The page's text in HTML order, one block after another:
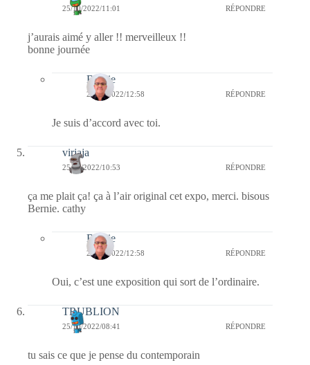
25/10/2022/11:01 RÉPONDRE
j’aurais aimé y aller !! merveilleux !!
bonne journée
Bernie
25/10/2022/12:58 RÉPONDRE
Je suis d’accord avec toi.
virjaja
25/10/2022/10:53 RÉPONDRE
ça me plait ça! ça à l’air original cet expo, merci. bisous
Bernie. cathy
Bernie
25/10/2022/12:58 RÉPONDRE
Oui, c’est une exposition qui sort de l’ordinaire.
TRUBLION
25/10/2022/08:41 RÉPONDRE
tu sais ce que je pense du contemporain